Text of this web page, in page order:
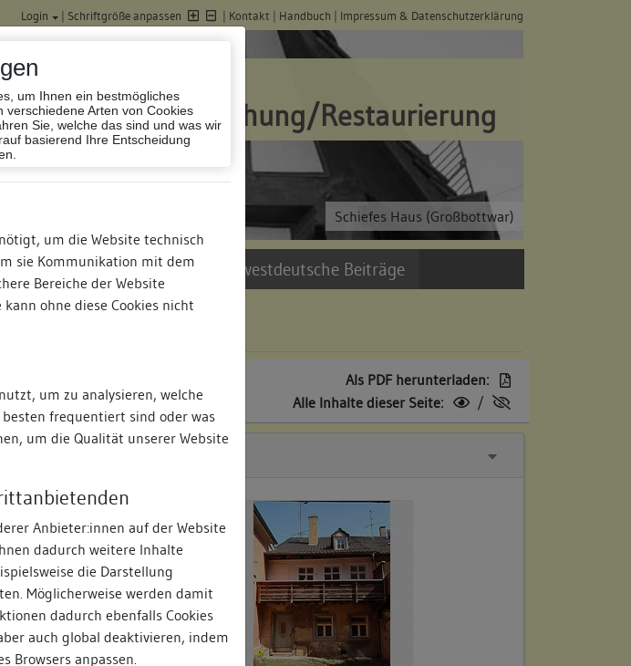
um Ihnen ein bestmögliches
verschiedene Arten von Cookies
Sie, welche das sind und was wir
basierend Ihre Entscheidung
um die Website technisch
sie Kommunikation mit dem
Bereiche der Website
ohne diese Cookies nicht
um zu analysieren, welche
besten frequentiert sind oder was
um die Qualität unserer Website
Anbieter:innen auf der Website
dadurch weitere Inhalte
die Darstellung
Möglicherweise werden damit
dadurch ebenfalls Cookies
auch global deaktivieren, indem
Browsers anpassen.
Login | Schriftgröße anpassen | Kontakt | Handbuch | Impressum & Datenschutzerklärung
Schiefes Haus (Großbottwar)
Bauforschung/Restaurierung
Freie Bauforscher:innen Südwestdeutsche Beiträge
Als PDF herunterladen:
Alle Inhalte dieser Seite:
/